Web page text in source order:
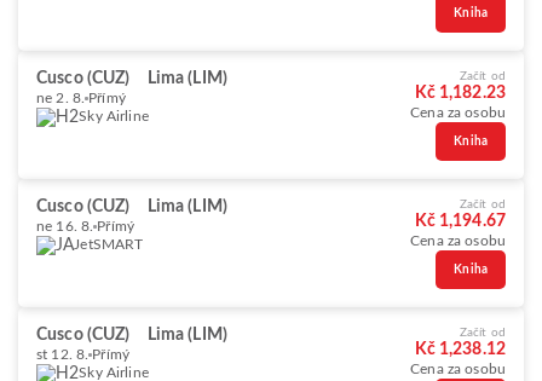
Kniha
Cusco (CUZ) Lima (LIM)
ne 2. 8. Přímý
Sky Airline
Začít od
Kč 1,182.23
Cena za osobu
Kniha
Cusco (CUZ) Lima (LIM)
ne 16. 8. Přímý
JetSMART
Začít od
Kč 1,194.67
Cena za osobu
Kniha
Cusco (CUZ) Lima (LIM)
st 12. 8. Přímý
Sky Airline
Začít od
Kč 1,238.12
Cena za osobu